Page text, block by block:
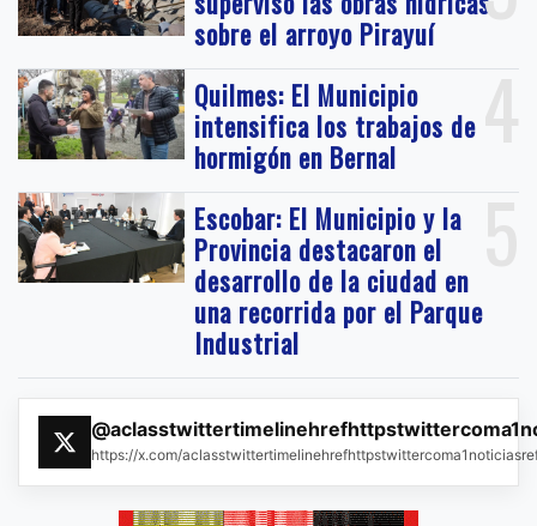
sobre el arroyo Pirayuí
4
Quilmes: El Municipio
intensifica los trabajos de
hormigón en Bernal
5
Escobar: El Municipio y la
Provincia destacaron el
desarrollo de la ciudad en
una recorrida por el Parque
Industrial
https://x.com/